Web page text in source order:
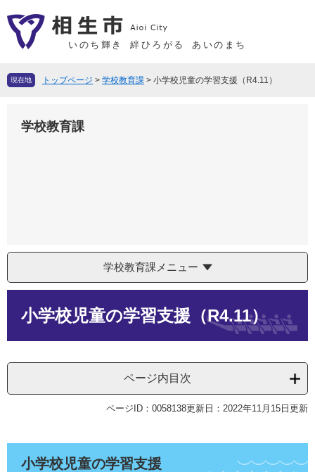
ー
先
ニ
を
いのち輝き 絆ひろがる あいのまち
現在地 トップページ > 学校教育課 > 小学校児童の学習支援（R4.11）
学校教育課
学校教育課メニュー
小学校児童の学習支援（R4.11）
ページ内目次
ページID：0058138更新日：2022年11月15日更新
小学校児童の学習支援